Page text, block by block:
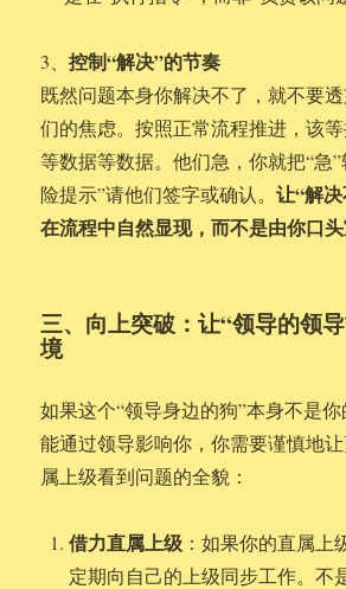
3、控制“解决”的节奏
既然问题本身你解决不了，就不要
们的焦虑。按照正常流程推进，该
等数据等数据。他们急，你就把“急
险提示”请他们签字或确认。让“解
在流程中自然显现，而不是由你口头
三、向上突破：让“领导的领
境
如果这个“领导身边的狗”本身不是
能通过领导影响你，你需要谨慎地
属上级看到问题的全貌：
借力直属上级 ：如果你的直属上
定期向自己的上级同步工作。不